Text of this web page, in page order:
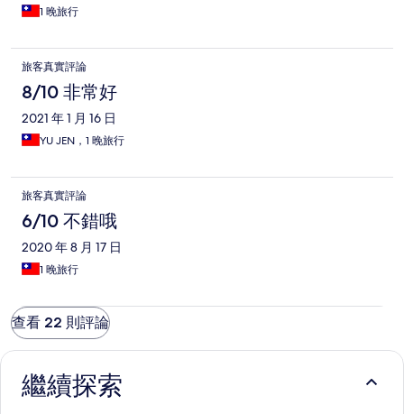
1 晚旅行
旅客真實評論
8/10 非常好
2021 年 1 月 16 日
YU JEN，1 晚旅行
旅客真實評論
6/10 不錯哦
2020 年 8 月 17 日
1 晚旅行
查看 22 則評論
繼續探索